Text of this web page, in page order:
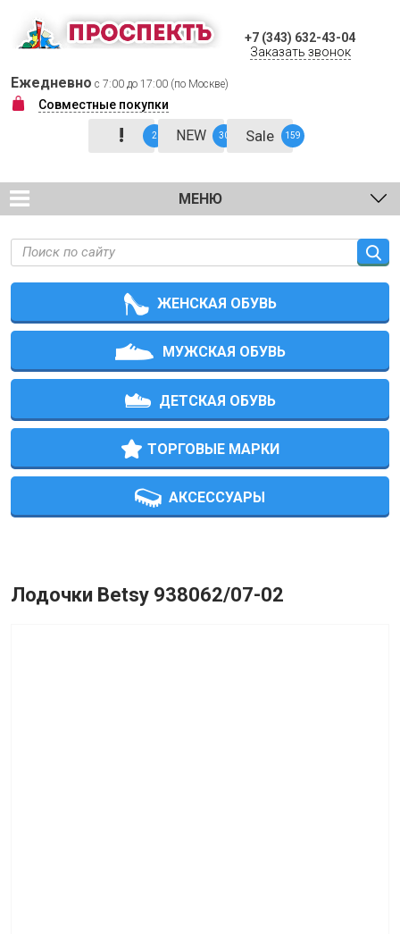
+7 (343) 632-43-04
Заказать звонок
Ежедневно с 7:00 до 17:00 (по Москве)
Совместные покупки
! 2 NEW 30 Sale 159
МЕНЮ
ЖЕНСКАЯ ОБУВЬ
МУЖСКАЯ ОБУВЬ
ДЕТСКАЯ ОБУВЬ
ТОРГОВЫЕ МАРКИ
АКСЕССУАРЫ
Лодочки Betsy 938062/07-02